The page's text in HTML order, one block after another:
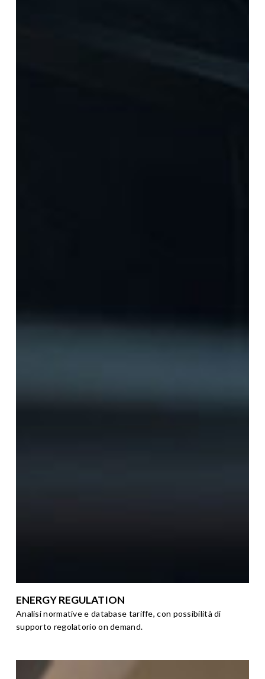
ENERGY REGULATION
Analisi normative e database tariffe, con possibilità di
supporto regolatorio on demand.